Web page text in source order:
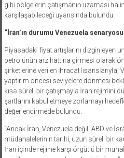
gibi bölgelerin çatışmanın uzaması
karşılaşabileceği uyarısında bulundu.
“İran’ın durumu Venezuela
Piyasadaki fiyat artışlarını dizginleyen
petrolünün arz hattına girmesi olarak
şirketlerine verilen ihracat lisanslarıyla,
yaptırım öncesi seviyelere dönmesi
kısa süreli bir çatışmayla İran rejimini
şartlarını kabul etmeye zorlamayı
değerlendirmede bulundu:
“Ancak İran, Venezuela değil. ABD ve
müdahalelerinin tarihi, uzun süreli bir
İran içinde rejime karşı örgütlü bir